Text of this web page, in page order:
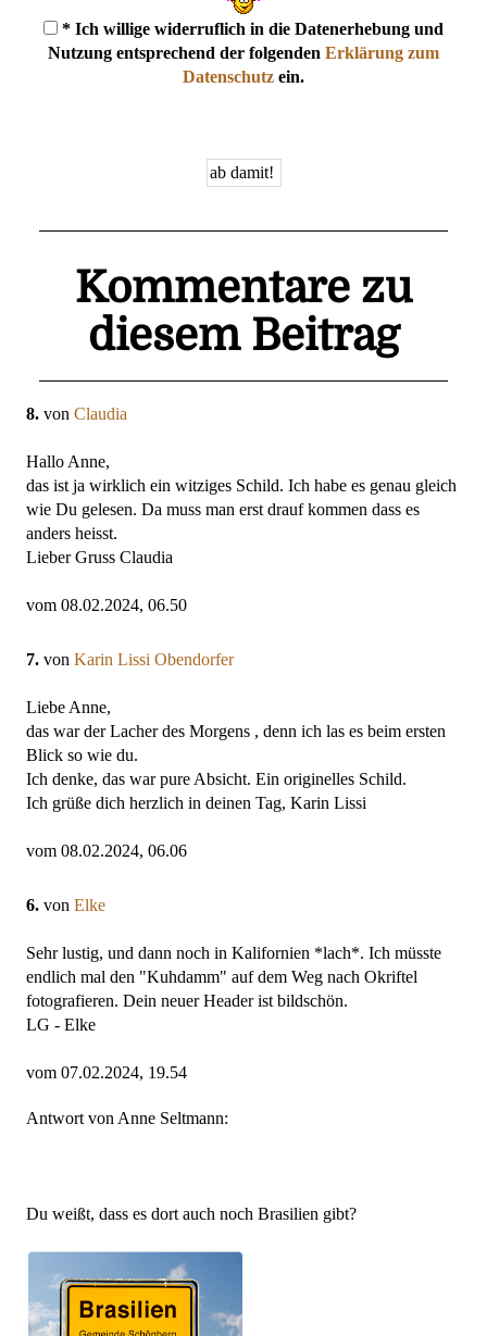
* Ich willige widerruflich in die Datenerhebung und
Nutzung entsprechend der folgenden Erklärung zum
Datenschutz ein.
Kommentare zu
diesem Beitrag
8. von Claudia
Hallo Anne,
das ist ja wirklich ein witziges Schild. Ich habe es genau gleich
wie Du gelesen. Da muss man erst drauf kommen dass es
anders heisst.
Lieber Gruss Claudia
vom 08.02.2024, 06.50
7. von Karin Lissi Obendorfer
Liebe Anne,
das war der Lacher des Morgens , denn ich las es beim ersten
Blick so wie du.
Ich denke, das war pure Absicht. Ein originelles Schild.
Ich grüße dich herzlich in deinen Tag, Karin Lissi
vom 08.02.2024, 06.06
6. von Elke
Sehr lustig, und dann noch in Kalifornien *lach*. Ich müsste
endlich mal den "Kuhdamm" auf dem Weg nach Okriftel
fotografieren. Dein neuer Header ist bildschön.
LG - Elke
vom 07.02.2024, 19.54
Antwort von Anne Seltmann:
Du weißt, dass es dort auch noch Brasilien gibt?